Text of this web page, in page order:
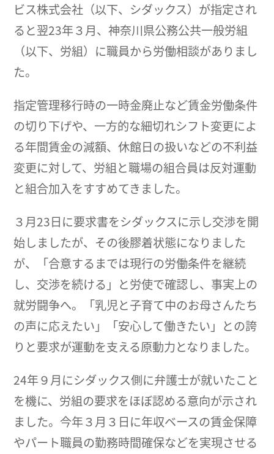
ビス株式会社（以下、シダックス）が指定され
ると翌23年３月、神奈川県公務公共一般労組
（以下、労組）に職員から労働相談がありまし
た。
指定管理移行時の一時金廃止など賃金労働条件
の切り下げや、一方的な細切れシフト変更によ
る年間賃金の減額、休館日の扱いなどの不利益
変更に対して、労組と職場の組合員は反対運動
と組合加入をすすめてきました。
３月23日に要求書をシダックスに示し交渉を開
始しましたが、その後膠着状態になりました
が、「合意するまでは現行の労働条件を継続
し、交渉を続ける」と労使で確認し、事実上の
就労闘争へ。「乳児と子育て中のお母さんたち
の声に応えたい」「安心して働きたい」との誇
りと要求が運動を支える原動力となりました。
24年９月にシダックス側に弁護士が就いたこと
を機に、労組の要求をほぼ認める意向が示され
ました。今年３月３日に年収ベースの賃金保障
やパート職員の勤務時間確保などを実現させる